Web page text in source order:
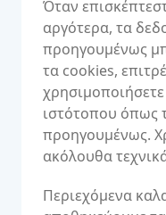
Όταν
αργότερα, τα
προηγουμένως
τα cookies,
χρησιμοποιήσετε
ιστότοπου όπως
προηγουμένως.
ακόλουθα
Περιεχόμενα